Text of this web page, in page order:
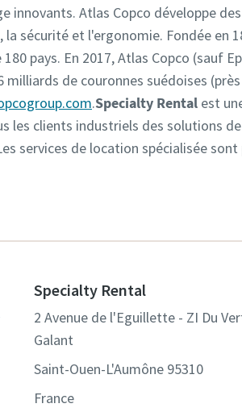
innovants. Atlas Copco développe
la sécurité et l'ergonomie. Fondée en
180 pays. En 2017, Atlas Copco (sauf
milliards de couronnes suédoises
.Specialty Rental est
les clients industriels des solutions
services de location spécialisée
Specialty Rental
2 Avenue de l'Eguillette - ZI Du
Galant
Saint-Ouen-L'Aumône 95310
France